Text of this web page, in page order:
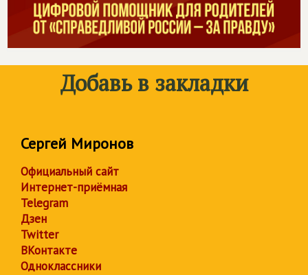
Добавь в закладки
Сергей Миронов
Официальный сайт
Интернет-приёмная
Telegram
Дзен
Twitter
ВКонтакте
Одноклассники